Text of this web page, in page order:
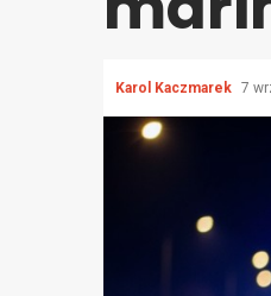
Karol Kaczmarek 7